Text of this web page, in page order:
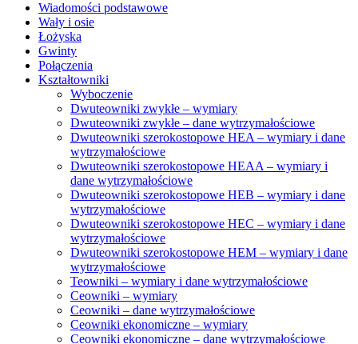
Wiadomości podstawowe
Wały i osie
Łożyska
Gwinty
Połączenia
Kształtowniki
Wyboczenie
Dwuteowniki zwykłe – wymiary
Dwuteowniki zwykłe – dane wytrzymałościowe
Dwuteowniki szerokostopowe HEA – wymiary i dane
wytrzymałościowe
Dwuteowniki szerokostopowe HEAA – wymiary i
dane wytrzymałościowe
Dwuteowniki szerokostopowe HEB – wymiary i dane
wytrzymałościowe
Dwuteowniki szerokostopowe HEC – wymiary i dane
wytrzymałościowe
Dwuteowniki szerokostopowe HEM – wymiary i dane
wytrzymałościowe
Teowniki – wymiary i dane wytrzymałościowe
Ceowniki – wymiary
Ceowniki – dane wytrzymałościowe
Ceowniki ekonomiczne – wymiary
Ceowniki ekonomiczne – dane wytrzymałościowe